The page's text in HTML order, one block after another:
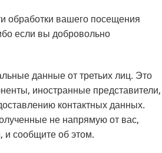
обработки вашего посещения
если вы добровольно
данные от третьих лиц. Это
иностранные представители,
контактных данных.
не напрямую от вас,
и сообщите об этом.